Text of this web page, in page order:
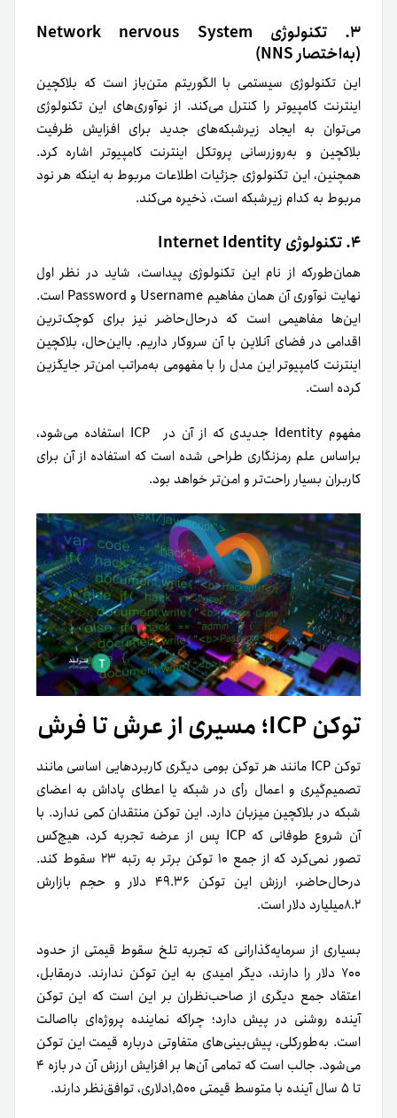
۳. تکنولوژی Network nervous System
(به‌اختصار NNS)
این تکنولوژی سیستمی با الگوریتم متن‌باز است که بلاکچین
اینترنت کامپیوتر را کنترل می‌کند. از نوآوری‌های این تکنولوژی
می‌توان به ایجاد زیرشبکه‌های جدید برای افزایش ظرفیت
بلاکچین و به‌روزرسانی پروتکل اینترنت کامپیوتر اشاره کرد.
همچنین، این تکنولوژی جزئیات اطلاعات مربوط به اینکه هر نود
مربوط به‌ کدام زیرشبکه است، ذخیره می‌کند.
۴. تکنولوژی Internet Identity
همان‌طور‌که از نام این تکنولوژی پیداست، شاید در نظر اول
نهایت نوآوری آن همان مفاهیم Username و Password است.
این‌ها مفاهیمی است که درحال‌حاضر نیز برای کوچک‌ترین
اقدامی در فضای آنلاین با آن سر‌و‌کار داریم. بااین‌حال، بلاکچین
اینترنت کامپیوتر این مدل را با مفهومی به‌مراتب امن‌تر جایگزین
کرده است.
مفهوم Identity جدیدی که از آن در ICP استفاده می‌شود،
براساس علم رمزنگاری طراحی شده است که استفاده از آن برای
کاربران بسیار راحت‌تر و امن‌تر خواهد بود.
توکن ICP؛ مسیری از عرش تا فرش
توکن ICP مانند هر توکن بومی دیگری کاربردهایی اساسی مانند
تصمیم‌گیری‌ و اعمال رأی در شبکه یا اعطای پاداش به اعضای
شبکه در بلاکچین میزبان دارد. این توکن منتقدان کمی ندارد. با
آن شروع طوفانی که ICP پس از عرضه تجربه کرد، هیچ‌کس
تصور نمی‌کرد که از جمع ۱۰ توکن برتر به رتبه ٢٣ سقوط کند.
درحال‌حاضر، ارزش این توکن ۴٩.٣۶ دلار و حجم بازارش
٨.٢میلیارد دلار است.
بسیاری از سرمایه‌گذارانی که تجربه تلخ سقوط قیمتی از حدود
۷۰۰ دلار را دارند، دیگر امیدی به این توکن ندارند. درمقابل،
اعتقاد جمع دیگری از صاحب‌نظران بر این است که این توکن
آینده روشنی در پیش دارد؛ چراکه نماینده پروژه‌ای بااصالت
است. به‌طور‌کلی، پیش‌بینی‌های متفاوتی درباره قیمت این توکن
می‌شود. جالب است که تمامی آن‌ها بر افزایش ارزش آن در بازه ۴
تا ۵ سال آینده با متوسط قیمتی ۱,۵۰۰دلاری، توافق‌نظر دارند.